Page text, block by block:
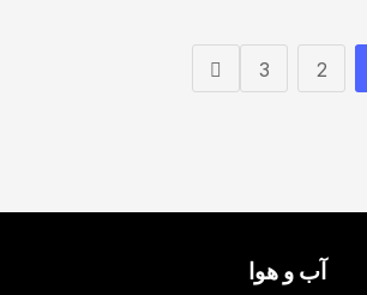
2
3
آب و هوا